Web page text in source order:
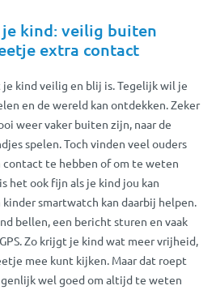
kind: veilig buiten
extra contact
kind veilig en blij is. Tegelijk wil je
en de wereld kan ontdekken. Zeker
weer vaker buiten zijn, naar de
spelen. Toch vinden veel ouders
te hebben of om te weten
het ook fijn als je kind jou kan
kinder smartwatch kan daarbij helpen.
bellen, een bericht sturen en vaak
Zo krijgt je kind wat meer vrijheid,
mee kunt kijken. Maar dat roept
wel goed om altijd te weten